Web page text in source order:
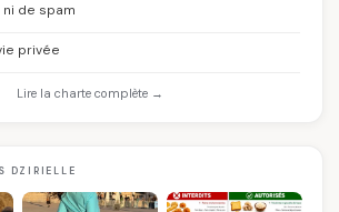
de spam
privée
Lire la charte complète →
DZIRIELLE